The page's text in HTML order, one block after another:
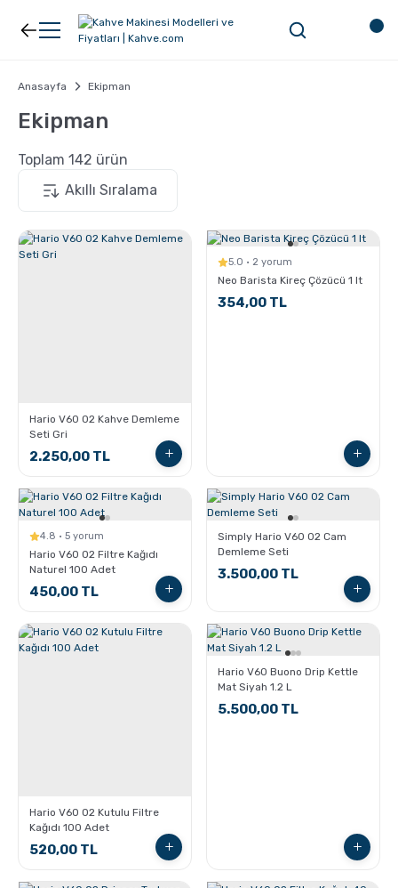
Geri Dön
Kahve
Espresso
Organik Kahve
Exclusive Kahveler
Kafeinsiz Kahveler
Çözünebilir Kahve
Çekirdek Kahve
Sporcu Kahveleri
Geri Dön
Ekipman
Pour Over
Soğuk Kahve Demleme Ekipmanları
Aeropress
Makine Temizleyiciler
Kahve Öğütücüleri
Anasayfa Ekipman
Ekipman
Toplam 142 ürün
Hario V60 02 Kahve Demleme
Seti Gri
2.250,00 TL
5.0 · 2 yorum
Neo Barista Kireç Çözücü 1 lt
354,00 TL
4.8 · 5 yorum
Hario V60 02 Filtre Kağıdı
Naturel 100 Adet
450,00 TL
Simply Hario V60 02 Cam
Demleme Seti
3.500,00 TL
Hario V60 02 Kutulu Filtre
Kağıdı 100 Adet
520,00 TL
Hario V60 Buono Drip Kettle
Mat Siyah 1.2 L
5.500,00 TL